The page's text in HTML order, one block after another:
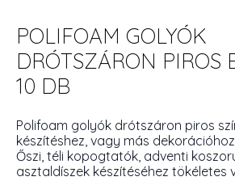
POLIFOAM GOLYÓK
DRÓTSZÁRON PIROS
10 DB
Polifoam golyók drótszáron piros
készítéshez, vagy más
Őszi, téli kopogtatók, adventi
asztaldíszek készítéséhez tökéletes